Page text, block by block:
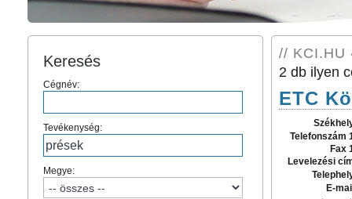
Keresés
Cégnév:
Tevékenység:
Megye:
// KCI.HU
2 db ilyen
ETC
Telefonszám
Fax
Levelezési
E-